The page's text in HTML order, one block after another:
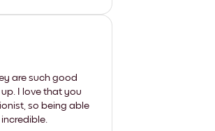
are such good
I love that you
so being able